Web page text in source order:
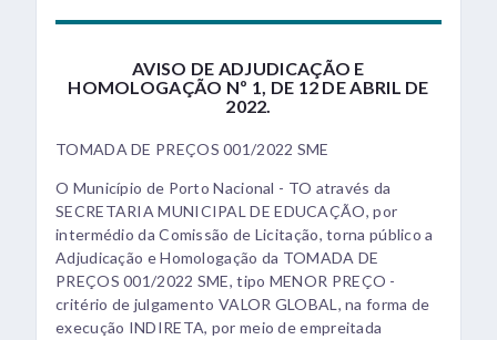
AVISO DE ADJUDICAÇÃO E
HOMOLOGAÇÃO Nº 1, DE 12 DE ABRIL DE
2022.
TOMADA DE PREÇOS 001/2022 SME
O Município de Porto Nacional - TO através da
SECRETARIA MUNICIPAL DE EDUCAÇÃO, por
intermédio da Comissão de Licitação, torna público a
Adjudicação e Homologação da TOMADA DE
PREÇOS 001/2022 SME, tipo MENOR PREÇO -
critério de julgamento VALOR GLOBAL, na forma de
execução INDIRETA, por meio de empreitada